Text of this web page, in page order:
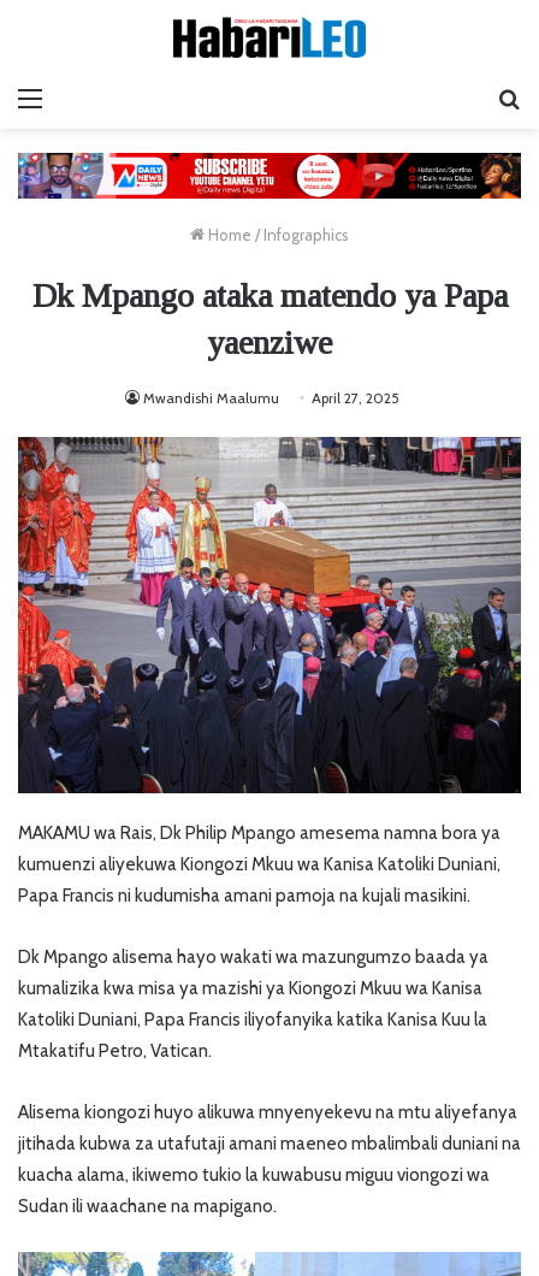
Home / Infographics
Dk Mpango ataka matendo ya Papa
yaenziwe
Mwandishi Maalumu April 27, 2025
MAKAMU wa Rais, Dk Philip Mpango amesema namna bora ya
kumuenzi aliyekuwa Kiongozi Mkuu wa Kanisa Katoliki Duniani,
Papa Francis ni kudumisha amani pamoja na kujali masikini.
Dk Mpango alisema hayo wakati wa mazungumzo baada ya
kumalizika kwa misa ya mazishi ya Kiongozi Mkuu wa Kanisa
Katoliki Duniani, Papa Francis iliyofanyika katika Kanisa Kuu la
Mtakatifu Petro, Vatican.
Alisema kiongozi huyo alikuwa mnyenyekevu na mtu aliyefanya
jitihada kubwa za utafutaji amani maeneo mbalimbali duniani na
kuacha alama, ikiwemo tukio la kuwabusu miguu viongozi wa
Sudan ili waachane na mapigano.